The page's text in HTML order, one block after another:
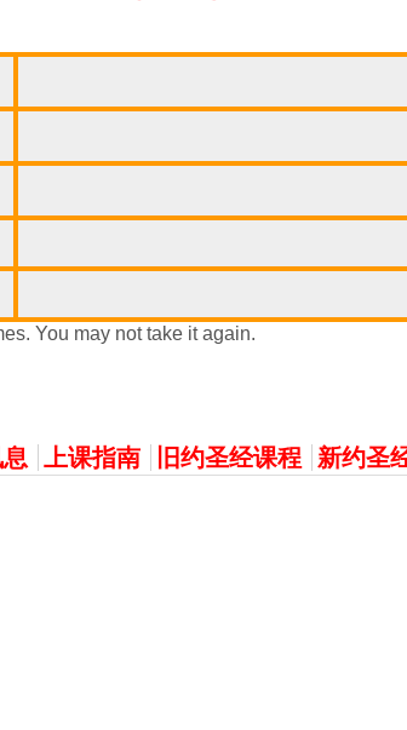
You may not take it again.
上课指南 旧约圣经课程 新约圣